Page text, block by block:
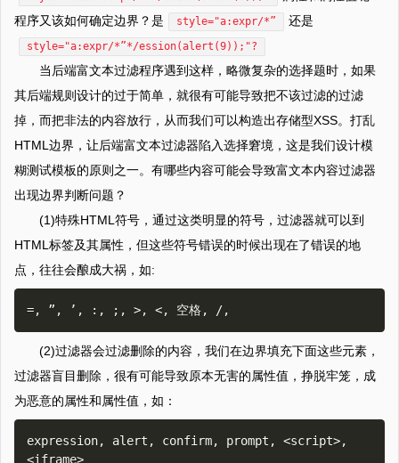
程序又该如何确定边界？是
style="a:expr/*” 还是
style="a:expr/*”*/ession(alert(9));"?
当后端富文本过滤程序遇到这样，略微复杂的选择题时，如果
其后端规则设计的过于简单，就很有可能导致把不该过滤的过滤
掉，而把非法的内容放行，从而我们可以构造出存储型XSS。打乱
HTML边界，让后端富文本过滤器陷入选择窘境，这是我们设计模
糊测试模板的原则之一。有哪些内容可能会导致富文本内容过滤器
出现边界判断问题？
(1)特殊HTML符号，通过这类明显的符号，过滤器就可以到
HTML标签及其属性，但这些符号错误的时候出现在了错误的地
点，往往会酿成大祸，如:
(2)过滤器会过滤删除的内容，我们在边界填充下面这些元素，
过滤器盲目删除，很有可能导致原本无害的属性值，挣脱牢笼，成
为恶意的属性和属性值，如：
expression, alert, confirm, prompt, <script>,